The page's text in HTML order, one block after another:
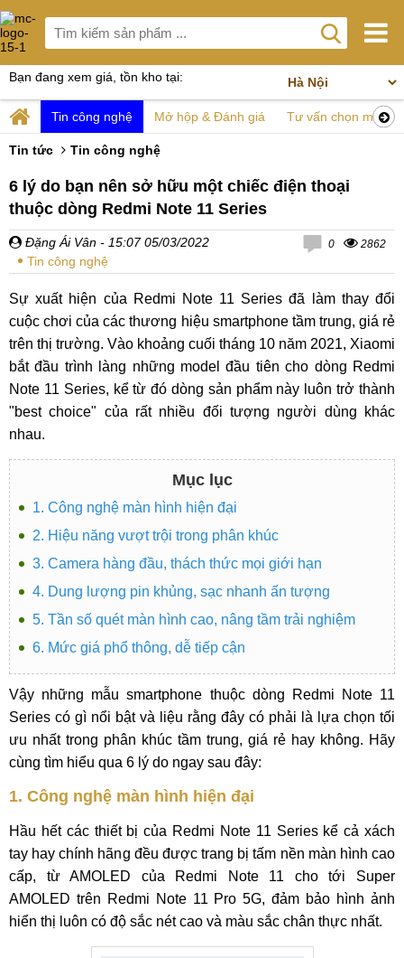
Bạn đang xem giá, tồn kho tại:
Tin công nghệ Mở hộp & Đánh giá Tư vấn chọn mua
Tin tức Tin công nghệ
6 lý do bạn nên sở hữu một chiếc điện thoại
thuộc dòng Redmi Note 11 Series
Đặng Ái Vân - 15:07 05/03/2022
Tin công nghệ
0 2862
Sự xuất hiện của Redmi Note 11 Series đã làm thay đổi
cuộc chơi của các thương hiệu smartphone tầm trung, giá rẻ
trên thị trường. Vào khoảng cuối tháng 10 năm 2021, Xiaomi
bắt đầu trình làng những model đầu tiên cho dòng Redmi
Note 11 Series, kể từ đó dòng sản phẩm này luôn trở thành
"best choice" của rất nhiều đối tượng người dùng khác
nhau.
Mục lục
1. Công nghệ màn hình hiện đại
2. Hiệu năng vượt trội trong phân khúc
3. Camera hàng đầu, thách thức mọi giới hạn
4. Dung lượng pin khủng, sạc nhanh ấn tượng
5. Tần số quét màn hình cao, nâng tầm trải nghiệm
6. Mức giá phổ thông, dễ tiếp cận
Vậy những mẫu smartphone thuộc dòng Redmi Note 11
Series có gì nổi bật và liệu rằng đây có phải là lựa chọn tối
ưu nhất trong phân khúc tầm trung, giá rẻ hay không. Hãy
cùng tìm hiểu qua 6 lý do ngay sau đây:
1. Công nghệ màn hình hiện đại
Hầu hết các thiết bị của Redmi Note 11 Series kể cả xách
tay hay chính hãng đều được trang bị tấm nền màn hình cao
cấp, từ AMOLED của Redmi Note 11 cho tới Super
AMOLED trên Redmi Note 11 Pro 5G, đảm bảo hình ảnh
hiển thị luôn có độ sắc nét cao và màu sắc chân thực nhất.